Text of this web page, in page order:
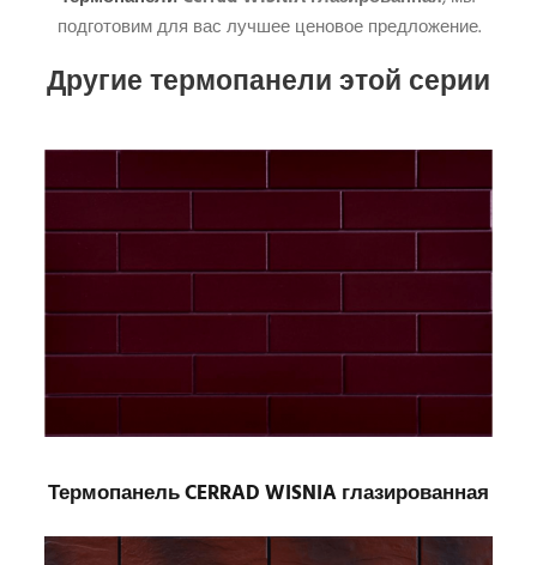
подготовим для вас лучшее ценовое предложение.
Другие термопанели этой серии
Термопанель CERRAD WISNIA глазированная